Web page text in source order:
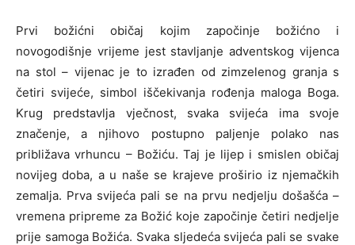
Prvi božićni običaj kojim započinje božićno i
novogodišnje vrijeme jest stavljanje adventskog vijenca
na stol – vijenac je to izrađen od zimzelenog granja s
četiri svijeće, simbol iščekivanja rođenja maloga Boga.
Krug predstavlja vječnost, svaka svijeća ima svoje
značenje, a njihovo postupno paljenje polako nas
približava vrhuncu – Božiću. Taj je lijep i smislen običaj
novijeg doba, a u naše se krajeve proširio iz njemačkih
zemalja. Prva svijeća pali se na prvu nedjelju došašća –
vremena pripreme za Božić koje započinje četiri nedjelje
prije samoga Božića. Svaka sljedeća svijeća pali se svake